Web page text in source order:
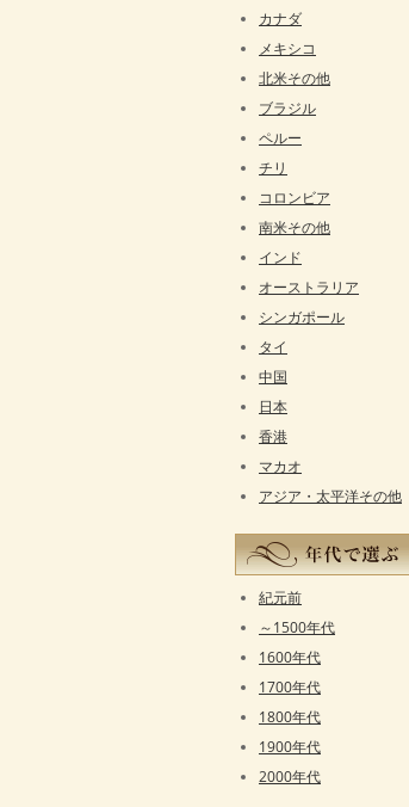
カナダ
メキシコ
北米その他
ブラジル
ペルー
チリ
コロンビア
南米その他
インド
オーストラリア
シンガポール
タイ
中国
日本
香港
マカオ
アジア・太平洋その他
紀元前
～1500年代
1600年代
1700年代
1800年代
1900年代
2000年代